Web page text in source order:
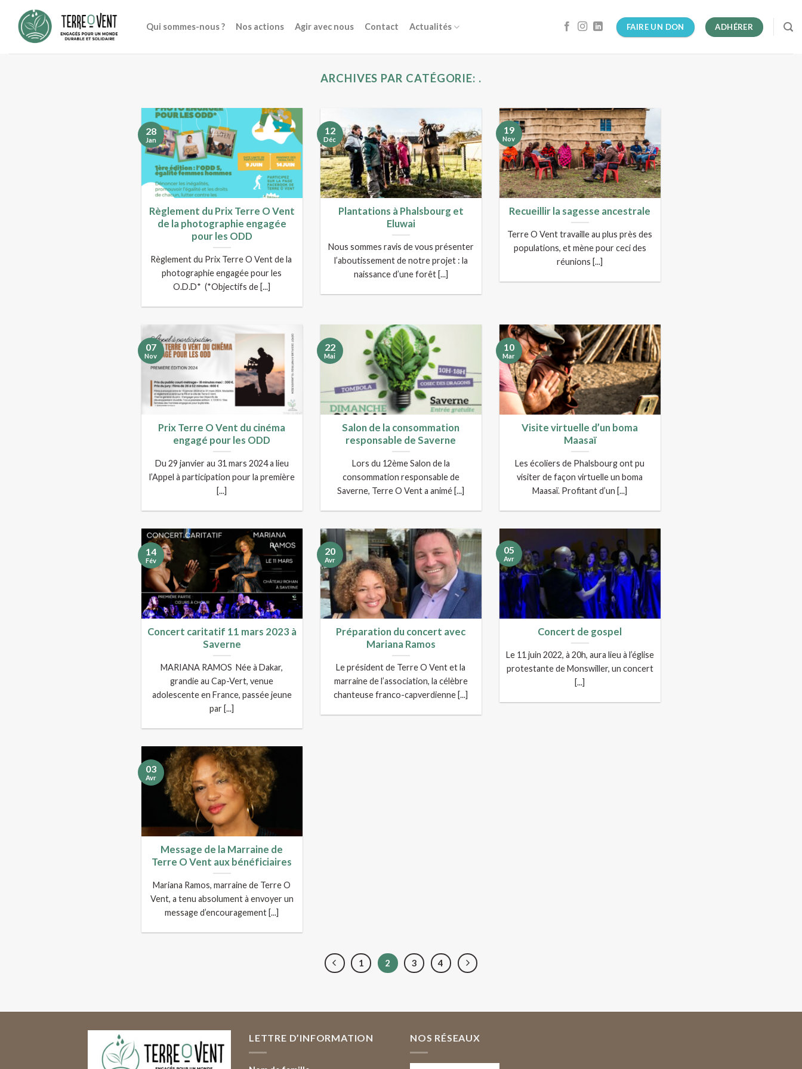
content
Qui sommes-nous ? Nos actions Agir avec nous Contact Actualités FAIRE UN DON ADHÉRER
ARCHIVES PAR CATÉGORIE: .
Règlement du Prix Terre O Vent
de la photographie engagée
pour les ODD
Règlement du Prix Terre O Vent de la
photographie engagée pour les
O.D.D* (*Objectifs de [...]
28
Jan
Plantations à Phalsbourg et
Eluwai
Nous sommes ravis de vous présenter
l’aboutissement de notre projet : la
naissance d’une forêt [...]
12
Déc
Recueillir la sagesse ancestrale
Terre O Vent travaille au plus près des
populations, et mène pour ceci des
réunions [...]
19
Nov
Prix Terre O Vent du cinéma
engagé pour les ODD
Du 29 janvier au 31 mars 2024 a lieu
l’Appel à participation pour la première
[...]
07
Nov
Salon de la consommation
responsable de Saverne
Lors du 12ème Salon de la
consommation responsable de
Saverne, Terre O Vent a animé [...]
22
Mai
Visite virtuelle d’un boma
Maasaï
Les écoliers de Phalsbourg ont pu
visiter de façon virtuelle un boma
Maasaï. Profitant d’un [...]
10
Mar
Concert caritatif 11 mars 2023 à
Saverne
MARIANA RAMOS Née à Dakar,
grandie au Cap-Vert, venue
adolescente en France, passée jeune
par [...]
14
Fév
Préparation du concert avec
Mariana Ramos
Le président de Terre O Vent et la
marraine de l’association, la célèbre
chanteuse franco-capverdienne [...]
20
Avr
Concert de gospel
Le 11 juin 2022, à 20h, aura lieu à l’église
protestante de Monswiller, un concert
[...]
05
Avr
Message de la Marraine de
Terre O Vent aux bénéficiaires
Mariana Ramos, marraine de Terre O
Vent, a tenu absolument à envoyer un
message d’encouragement [...]
03
Avr
1 2 3 4
LETTRE D’INFORMATION NOS RÉSEAUX